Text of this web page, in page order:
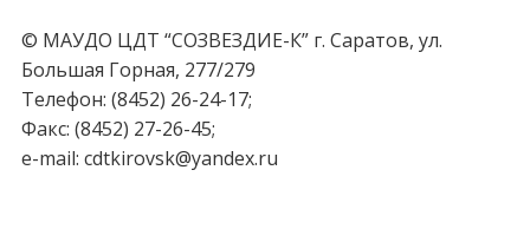
© МАУДО ЦДТ “СОЗВЕЗДИЕ-К” г. Саратов, ул.
Большая Горная, 277/279
Телефон: (8452) 26-24-17;
Факс: (8452) 27-26-45;
e-mail: cdtkirovsk@yandex.ru